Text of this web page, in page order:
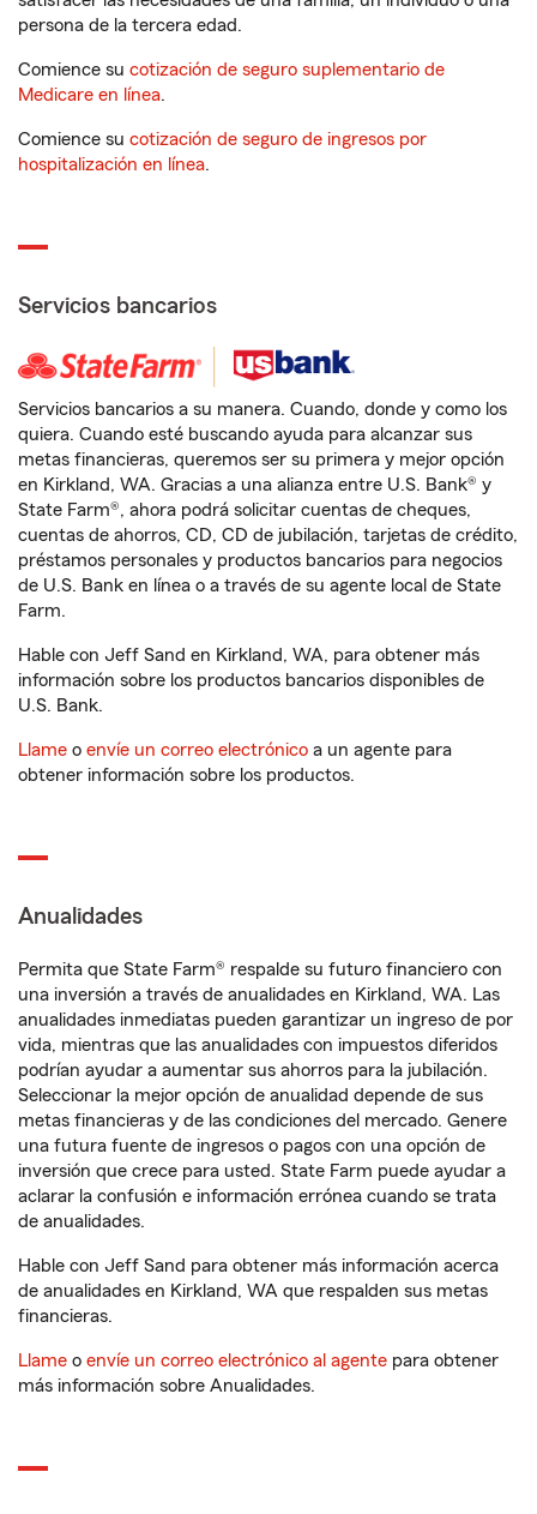
persona de la tercera edad.
Comience su cotización de seguro suplementario de
Medicare en línea.
Comience su cotización de seguro de ingresos por
hospitalización en línea.
Servicios bancarios
Servicios bancarios a su manera. Cuando, donde y como los
quiera. Cuando esté buscando ayuda para alcanzar sus
metas financieras, queremos ser su primera y mejor opción
en Kirkland, WA. Gracias a una alianza entre U.S. Bank® y
State Farm®, ahora podrá solicitar cuentas de cheques,
cuentas de ahorros, CD, CD de jubilación, tarjetas de crédito,
préstamos personales y productos bancarios para negocios
de U.S. Bank en línea o a través de su agente local de State
Farm.
Hable con Jeff Sand en Kirkland, WA, para obtener más
información sobre los productos bancarios disponibles de
U.S. Bank.
Llame o envíe un correo electrónico a un agente para
obtener información sobre los productos.
Anualidades
Permita que State Farm® respalde su futuro financiero con
una inversión a través de anualidades en Kirkland, WA. Las
anualidades inmediatas pueden garantizar un ingreso de por
vida, mientras que las anualidades con impuestos diferidos
podrían ayudar a aumentar sus ahorros para la jubilación.
Seleccionar la mejor opción de anualidad depende de sus
metas financieras y de las condiciones del mercado. Genere
una futura fuente de ingresos o pagos con una opción de
inversión que crece para usted. State Farm puede ayudar a
aclarar la confusión e información errónea cuando se trata
de anualidades.
Hable con Jeff Sand para obtener más información acerca
de anualidades en Kirkland, WA que respalden sus metas
financieras.
Llame o envíe un correo electrónico al agente para obtener
más información sobre Anualidades.